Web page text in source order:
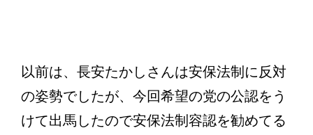
以前は、長安たかしさんは安保法制に反対
の姿勢でしたが、今回希望の党の公認をう
けて出馬したので安保法制容認を勧めてる